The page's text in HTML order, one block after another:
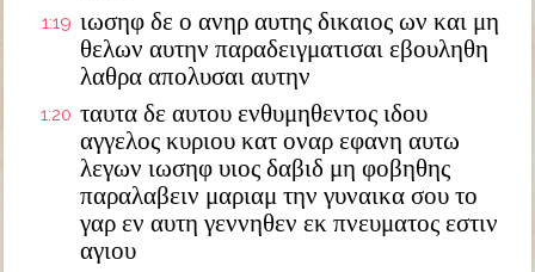
1:19 ιωσηφ δε ο ανηρ αυτης δικαιος ων και μη
θελων αυτην παραδειγματισαι εβουληθη
λαθρα απολυσαι αυτην
1:20 ταυτα δε αυτου ενθυμηθεντος ιδου
αγγελος κυριου κατ οναρ εφανη αυτω
λεγων ιωσηφ υιος δαβιδ μη φοβηθης
παραλαβειν μαριαμ την γυναικα σου το
γαρ εν αυτη γεννηθεν εκ πνευματος εστιν
αγιου